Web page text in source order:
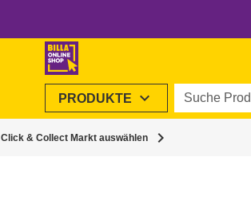
PRODUKTE expand_more Suche
Click & Collect Markt auswählen chevron_right